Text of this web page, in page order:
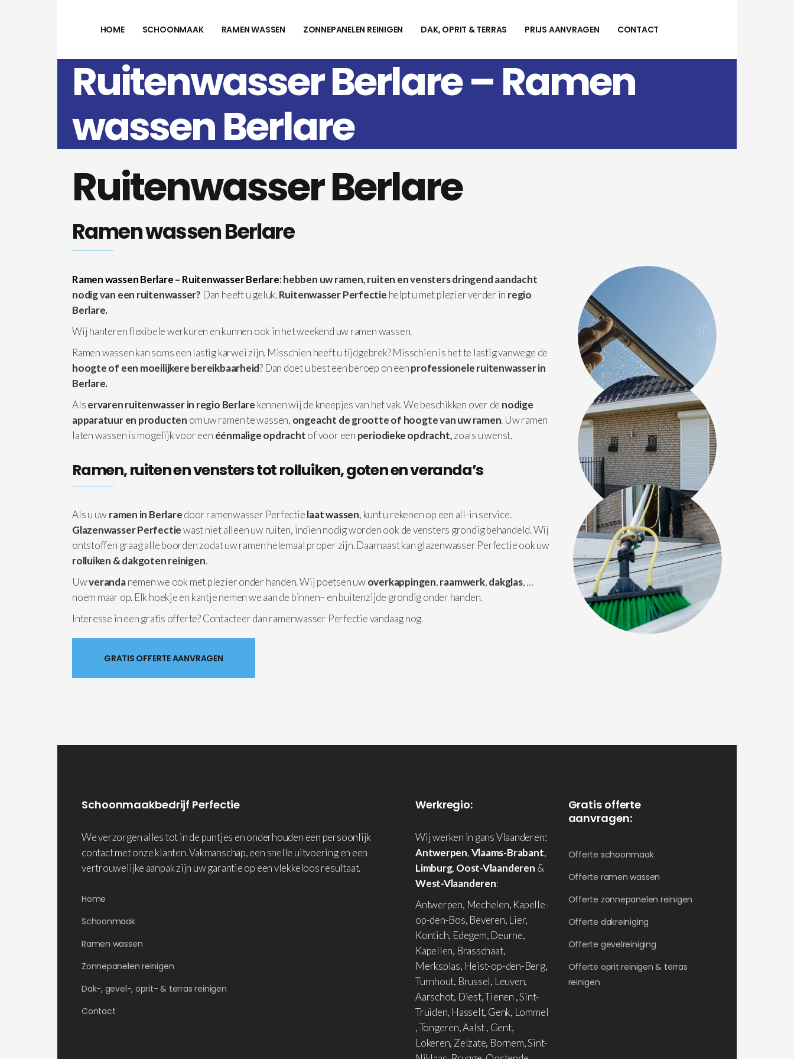
HOME SCHOONMAAK RAMEN WASSEN ZONNEPANELEN REINIGEN DAK, OPRIT & TERRAS PRIJS AANVRAGEN CONTACT
Ruitenwasser Berlare – Ramen
wassen Berlare
Ruitenwasser Berlare
Ramen wassen Berlare
Ramen wassen Berlare– Ruitenwasser Berlare: hebben uw ramen, ruiten en vensters dringend aandacht
nodig van een ruitenwasser? Dan heeft u geluk.Ruitenwasser Perfectie helpt u met plezier verder in regio
Berlare.
Wij hanteren flexibele werkuren en kunnen ook in het weekend uw ramen wassen.
Ramen wassen kan soms een lastig karwei zijn. Misschien heeft u tijdgebrek? Misschien is het te lastig vanwege de
hoogte of een moeilijkere bereikbaarheid? Dan doet u best een beroep on eenprofessioneleruitenwasser in
Berlare.
Alservaren ruitenwasser in regio Berlare kennen wij de kneepjes van het vak. We beschikken over de nodige
apparatuuren producten om uw ramen te wassen, ongeacht de grootte of hoogte van uw ramen. Uw ramen
laten wassen is mogelijk voor een éénmalige opdrachtof voor een periodieke opdracht,zoals u wenst.
Ramen, ruiten en vensters tot rolluiken, goten en veranda’s
Als u uwramen in Berlaredoor ramenwasser Perfectielaat wassen, kunt u rekenen op een all-in service.
Glazenwasser Perfectiewast niet alleen uw ruiten, indien nodig worden ook de vensters grondig behandeld. Wij
ontstoffen graag alle boorden zodat uw ramen helemaal proper zijn. Daarnaast kan glazenwasser Perfectie ook uw
rolluiken & dakgoten reinigen.
Uwverandanemen we ook met plezier onder handen. Wij poetsen uwoverkappingen,raamwerk,dakglas, …
noem maar op. Elk hoekje en kantje nemen we aan de binnen– en buitenzijde grondig onder handen.
Interesse in een gratis offerte? Contacteer dan ramenwasser Perfectie vandaag nog.
GRATIS OFFERTE AANVRAGEN
Schoonmaakbedrijf Perfectie
We verzorgen alles tot in de puntjes en onderhouden een persoonlijk
contact met onze klanten. Vakmanschap, een snelle uitvoering en een
vertrouwelijke aanpak zijn uw garantie op een vlekkeloos resultaat.
Home
Schoonmaak
Ramen wassen
Zonnepanelen reinigen
Dak-, gevel-, oprit- & terras reinigen
Contact
Werkregio:
Wij werken in gans Vlaanderen:
Antwerpen,Vlaams-Brabant,
Limburg, Oost-Vlaanderen &
West-Vlaanderen:
Antwerpen, Mechelen, Kapelle-
op-den-Bos, Beveren, Lier,
Kontich, Edegem, Deurne,
Kapellen, Brasschaat,
Merksplas, Heist-op-den-Berg,
Turnhout, Brussel, Leuven,
Aarschot, Diest, Tienen , Sint-
Truiden, Hasselt, Genk, Lommel
, Tongeren, Aalst , Gent,
Lokeren, Zelzate, Bornem, Sint-
Gratis offerte
aanvragen:
Offerte schoonmaak
Offerte ramen wassen
Offerte zonnepanelen reinigen
Offerte dakreiniging
Offerte gevelreiniging
Offerte oprit reinigen & terras
reinigen